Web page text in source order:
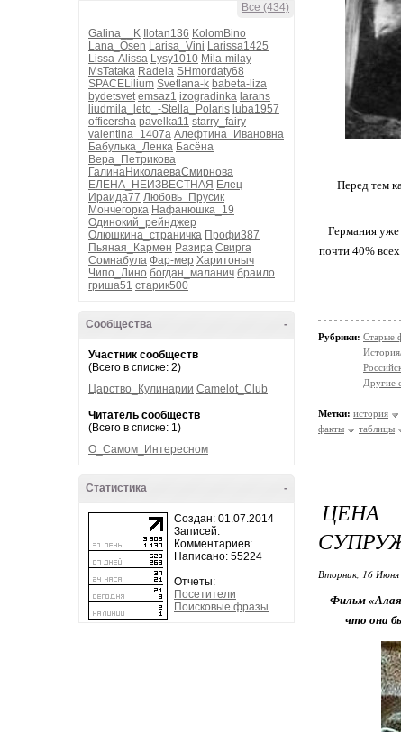
Все (434)
Galina__K Ilotan136 KolomBino
Lana_Osen Larisa_Vini Larissa1425
Lissa-Alissa Lysy1010 Mila-milay
MsTataka Radeia SHmordaty68
SPACELilium Svetlana-k babeta-liza
bydetsvet emsaz1 izogradinka larans
liudmila_leto_-Stella_Polaris luba1957
officersha pavelka11 starry_fairy
valentina_1407a Алефтина_Ивановна
Бабулька_Ленка Басёна
Вера_Петрикова
ГалинаНиколаеваСмирнова
ЕЛЕНА_НЕИЗВЕСТНАЯ Елец
Ираида77 Любовь_Прусик
Мончегорка Нафанюшка_19
Одинокий_рейнджер
Олюшкина_страничка Профи387
Пьяная_Кармен Разира Свирга
Сомнабула Фар-мер Харитоныч
Чипо_Лино богдан_маланич браило
гриша51 старик500
-
Сообщества
Участник сообществ
(Всего в списке: 2)
Царство_Кулинарии Camelot_Club
Читатель сообществ
(Всего в списке: 1)
О_Самом_Интересном
-
Статистика
Создан: 01.07.2014
Записей:
Комментариев:
Написано: 55224
Отчеты:
Посетители
Поисковые фразы
Перед тем
Германия уже
почти 40%
Рубрики: Старые
Другие
Метки: история
факты
таблицы
Вторник, 16 Июня
Фильм «Алая
что она